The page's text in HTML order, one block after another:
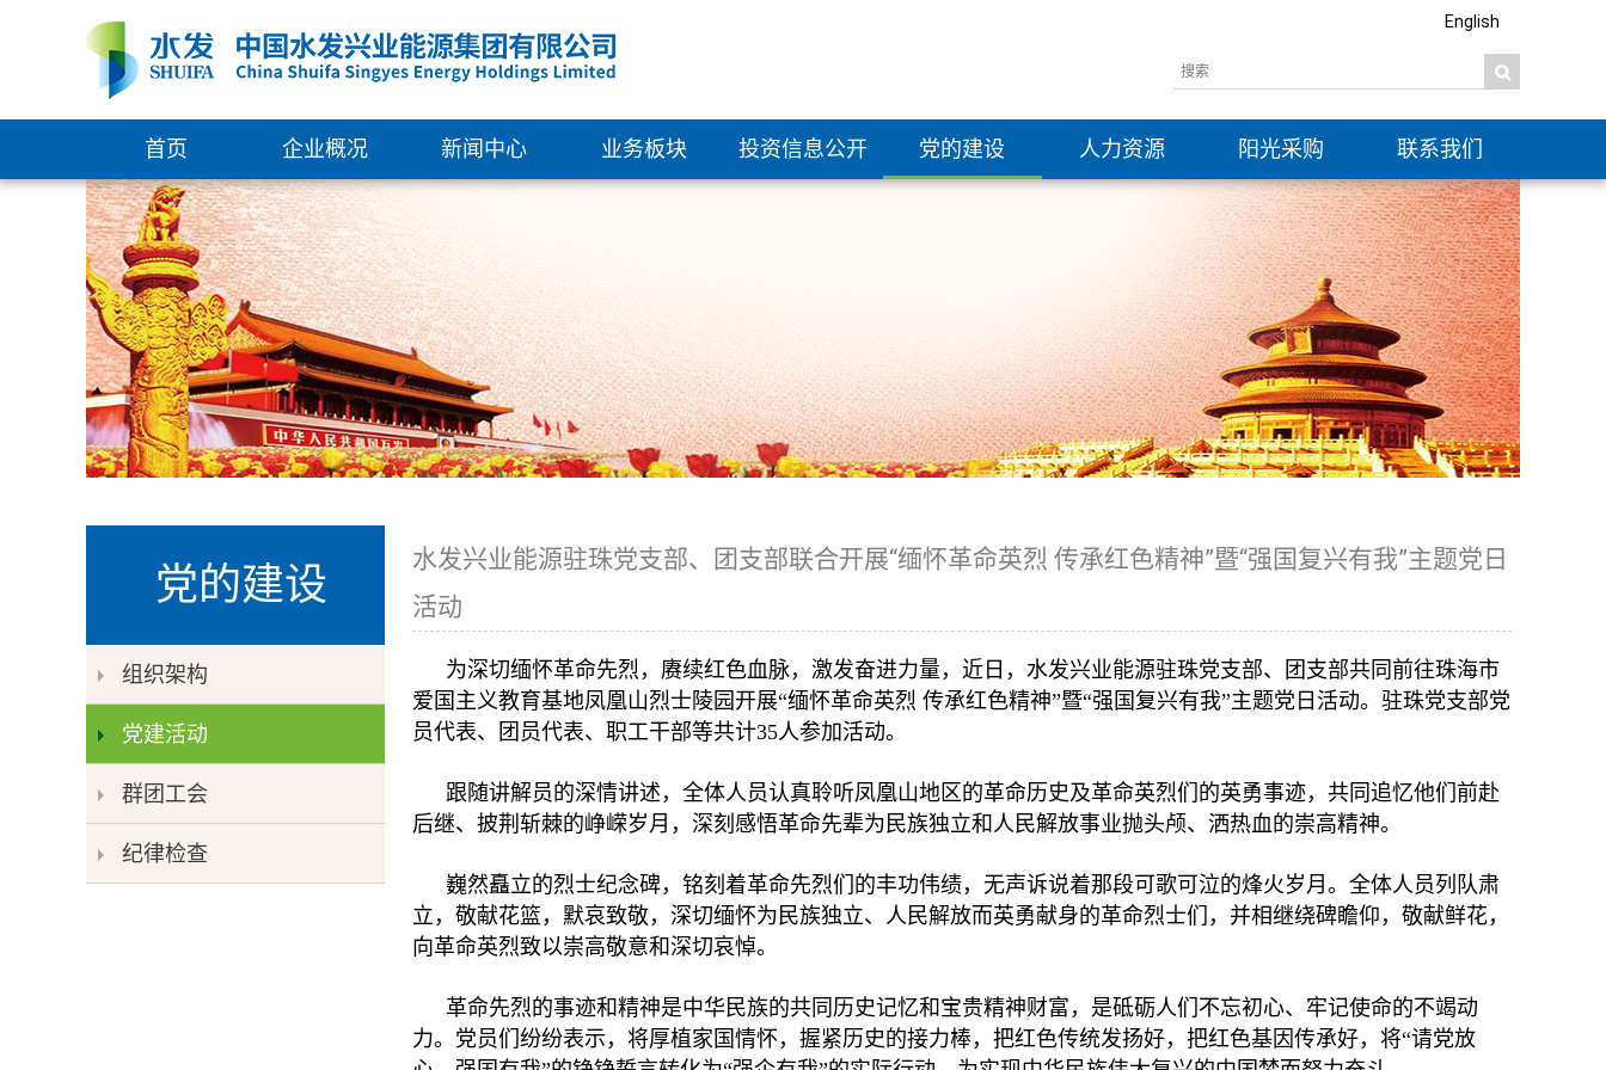
English
首页 企业概况
集团简介
组织架构
管理团队
权属企业
发展大事记
新闻中心 业务板块
科技创新
投资信息公开
董事会成员
财务资料
投资者联系
党的建设
纪律检查
人力资源 阳光采购
信息公开
联系我们
党的建设
组织架构
党建活动
群团工会
纪律检查
水发兴业能源驻珠党支部、团支部联合开展“缅怀革命英烈 传承红色精神”暨“强国复兴有我”主题党日
活动
为深切缅怀革命先烈，赓续红色血脉，激发奋进力量，近日，水发兴业能源驻珠党支部、团支部共同前往珠海市
爱国主义教育基地凤凰山烈士陵园开展“缅怀革命英烈 传承红色精神”暨“强国复兴有我”主题党日活动。驻珠党支部党
员代表、团员代表、职工干部等共计35人参加活动。
跟随讲解员的深情讲述，全体人员认真聆听凤凰山地区的革命历史及革命英烈们的英勇事迹，共同追忆他们前赴
后继、披荆斩棘的峥嵘岁月，深刻感悟革命先辈为民族独立和人民解放事业抛头颅、洒热血的崇高精神。
巍然矗立的烈士纪念碑，铭刻着革命先烈们的丰功伟绩，无声诉说着那段可歌可泣的烽火岁月。全体人员列队肃
立，敬献花篮，默哀致敬，深切缅怀为民族独立、人民解放而英勇献身的革命烈士们，并相继绕碑瞻仰，敬献鲜花，
向革命英烈致以崇高敬意和深切哀悼。
革命先烈的事迹和精神是中华民族的共同历史记忆和宝贵精神财富，是砥砺人们不忘初心、牢记使命的不竭动
力。党员们纷纷表示，将厚植家国情怀，握紧历史的接力棒，把红色传统发扬好，把红色基因传承好，将“请党放